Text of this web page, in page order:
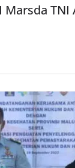
Marsda TNI